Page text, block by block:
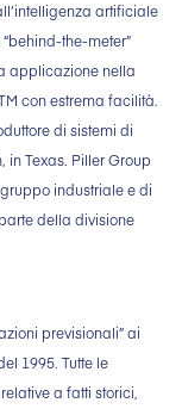
artificiale
the-meter”
applicazione nella
con estrema facilità.
di sistemi di
Texas. Piller Group
industriale e di
della divisione
previsionali” ai
1995. Tutte le
a fatti storici,